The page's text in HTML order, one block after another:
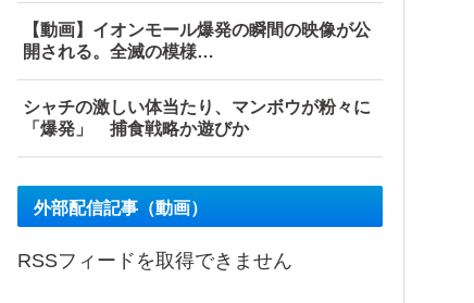
【動画】イオンモール爆発の瞬間の映像が公
開される。全滅の模様…
シャチの激しい体当たり、マンボウが粉々に
「爆発」 捕食戦略か遊びか
外部配信記事（動画）
RSSフィードを取得できません